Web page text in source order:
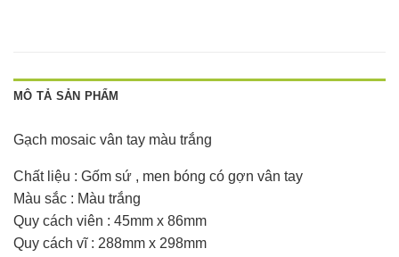
MÔ TẢ SẢN PHẨM
Gạch mosaic vân tay màu trắng
Chất liệu : Gốm sứ , men bóng có gợn vân tay
Màu sắc : Màu trắng
Quy cách viên : 45mm x 86mm
Quy cách vĩ : 288mm x 298mm